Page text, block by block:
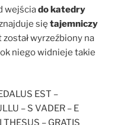
wejściado katedry
się tajemniczy
wyrzeźbiony na
niego widnieje takie
EST –
– S VADER – E
THESUS – GRATIS